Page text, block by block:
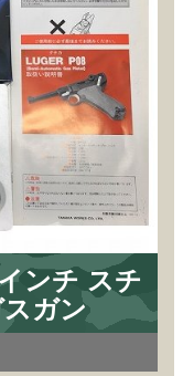
ンチ スチ
ガン